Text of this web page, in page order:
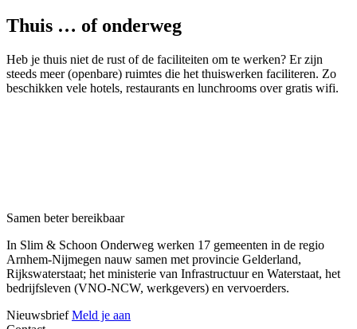
Thuis … of onderweg
Heb je thuis niet de rust of de faciliteiten om te werken? Er zijn
steeds meer (openbare) ruimtes die het thuiswerken faciliteren. Zo
beschikken vele hotels, restaurants en lunchrooms over gratis wifi.
Samen beter bereikbaar
In Slim & Schoon Onderweg werken 17 gemeenten in de regio
Arnhem-Nijmegen nauw samen met provincie Gelderland,
Rijkswaterstaat; het ministerie van Infrastructuur en Waterstaat, het
bedrijfsleven (VNO-NCW, werkgevers) en vervoerders.
Nieuwsbrief Meld je aan